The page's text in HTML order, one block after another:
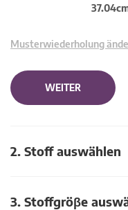
Musterwiederholung
WEITER
2. Stoff auswählen
3. Stoffgröβe